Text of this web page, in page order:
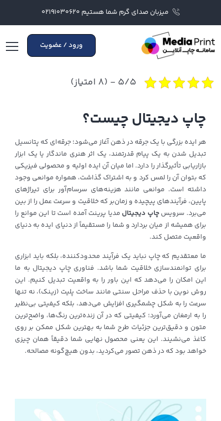
میزبان صدای گرم شما هستیم ۰۲۱۹۱۰۳۰۶۲۰
ورود / عضویت
۵/۵ - (۸ امتیاز)
چاپ دیجیتال چیست؟
هر ایده بزرگی با یک جرقه در ذهن آغاز می‌شود؛ جرقه‌ای که پتانسیل
تبدیل شدن به یک پیام قدرتمند، یک اثر هنری ماندگار یا یک ابزار
بازاریابی تأثیرگذار را دارد. اما میان آن ایده اولیه و محصولی فیزیکی
که بتوان آن را لمس کرد و به اشتراک گذاشت، همواره موانعی وجود
داشته است. موانعی مانند هزینه‌های سرسام‌آور برای تیراژهای
پایین، فرآیندهای پیچیده و زمان‌بر که خلاقیت و سرعت عمل را از بین
می‌برد. سرویسچاپ دیجیتال مدیا پرینت آمده است تا این موانع را
برای همیشه از میان بردارد و شما را مستقیماً از دنیای ایده به دنیای
واقعیت متصل کند.
ما معتقدیم که چاپ نباید یک فرآیند محدودکننده، بلکه باید ابزاری
برای توانمندسازی خلاقیت شما باشد. فناوری چاپ دیجیتال به ما
این امکان را می‌دهد که این باور را به واقعیت تبدیل کنیم. این
روش نوین با حذف مراحل سنتی مانند ساخت پلیت (زینک)، نه تنها
سرعت را به شکل چشمگیری افزایش می‌دهد، بلکه کیفیتی بی‌نظیر
را به ارمغان می‌آورد؛ کیفیتی که در آن زنده‌ترین رنگ‌ها، واضح‌ترین
متون و دقیق‌ترین جزئیات طرح شما به بهترین شکل ممکن بر روی
کاغذ می‌نشیند. این یعنی محصول نهایی شما دقیقاً همان چیزی
خواهد بود که در ذهن تصور می‌کردید، بدون هیچ‌گونه مصالحه.